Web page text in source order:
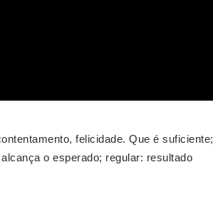
felicidade. Que é suficiente;
o esperado; regular: resultado